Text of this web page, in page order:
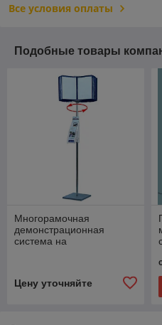
Все условия оплаты
Подобные товары
Многорамочная
демонстрационная
система на
Цену уточняйте